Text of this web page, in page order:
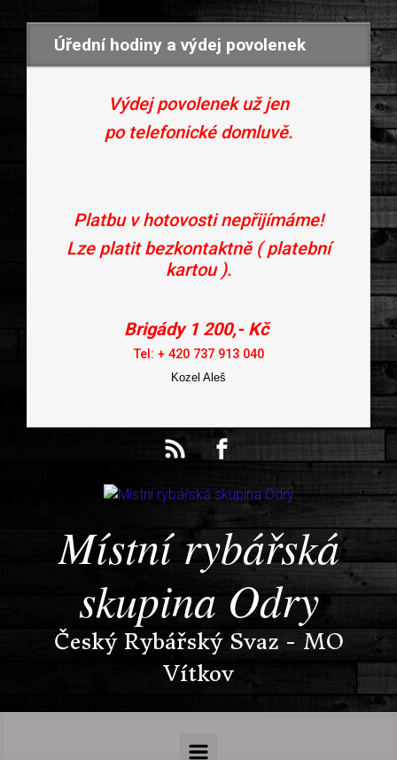
Skip to main content
Úřední hodiny a výdej povolenek
Výdej povolenek už jen
po telefonické domluvě.
Platbu v hotovosti nepřijímáme!
Lze platit bezkontaktně ( platební
kartou ).
Brigády 1 200,- Kč
Tel: + 420 737 913 040
Kozel Aleš
Místní rybářská
skupina Odry
Český Rybářský Svaz - MO
Vítkov